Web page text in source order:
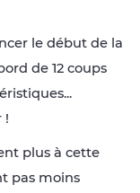
le début de la
de 12 coups
!
plus à cette
pas moins